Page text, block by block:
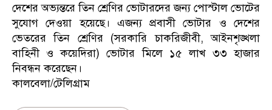
দেশের অভ্যন্তরে তিন শ্রেণির ভোটারদের জন্য পোস্টাল ভোটের
সুযোগ দেওয়া হয়েছে। এজন্য প্রবাসী ভোটার ও দেশের
ভেতরের তিন শ্রেণির (সরকারি চাকরিজীবী, আইনশৃঙ্খলা
বাহিনী ও কয়েদিরা) ভোটার মিলে ১৫ লাখ ৩৩ হাজার
নিবন্ধন করেছেন।
কালবেলা/টেলিগ্রাম